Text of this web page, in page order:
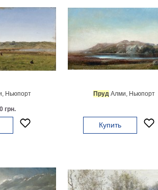
Ньюпорт
грн.
ПрудАлми, Ньюпорт
Купить